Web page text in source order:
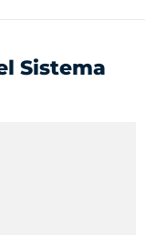
Sistema